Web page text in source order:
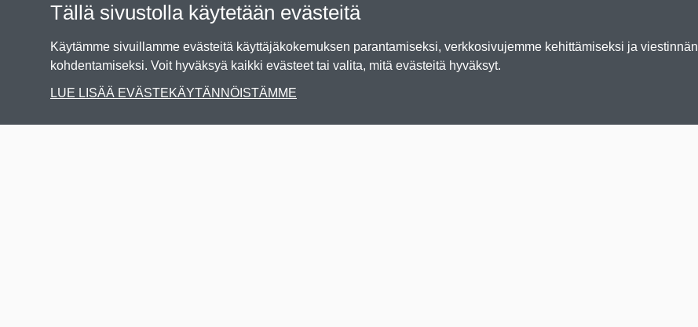
Tällä sivustolla käytetään evästeitä
Käytämme sivuillamme evästeitä käyttäjäkokemuksen parantamiseksi, verkkosivujemme kehittämiseksi ja viestinnän
kohdentamiseksi. Voit hyväksyä kaikki evästeet tai valita, mitä evästeitä hyväksyt.
LUE LISÄÄ EVÄSTEKÄYTÄNNÖISTÄMME